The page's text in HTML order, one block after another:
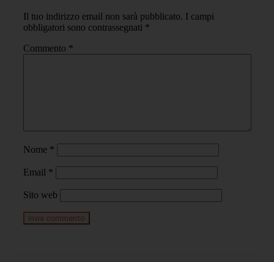
Il tuo indirizzo email non sarà pubblicato. I campi
obbligatori sono contrassegnati *
Commento *
Nome *
Email *
Sito web